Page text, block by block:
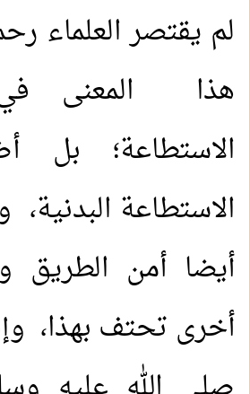
لم يقتصر العلماء
هذا المعنى
الاستطاعة؛ بل
الاستطاعة البدنية،
أيضا أمن الطريق
أخرى تحتف بهذا،